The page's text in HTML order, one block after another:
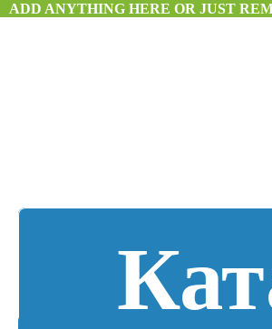
ADD ANYTHING HERE OR JUST